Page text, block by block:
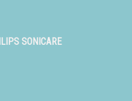
SONICARE